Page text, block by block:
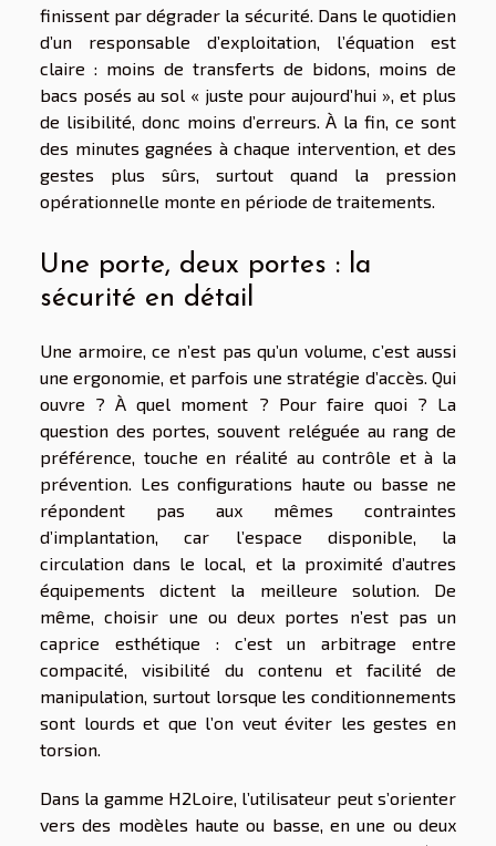
finissent par dégrader la sécurité. Dans le quotidien
d’un responsable d’exploitation, l’équation est
claire : moins de transferts de bidons, moins de
bacs posés au sol « juste pour aujourd’hui », et plus
de lisibilité, donc moins d’erreurs. À la fin, ce sont
des minutes gagnées à chaque intervention, et des
gestes plus sûrs, surtout quand la pression
opérationnelle monte en période de traitements.
Une porte, deux portes : la
sécurité en détail
Une armoire, ce n’est pas qu’un volume, c’est aussi
une ergonomie, et parfois une stratégie d’accès. Qui
ouvre ? À quel moment ? Pour faire quoi ? La
question des portes, souvent reléguée au rang de
préférence, touche en réalité au contrôle et à la
prévention. Les configurations haute ou basse ne
répondent pas aux mêmes contraintes
d’implantation, car l’espace disponible, la
circulation dans le local, et la proximité d’autres
équipements dictent la meilleure solution. De
même, choisir une ou deux portes n’est pas un
caprice esthétique : c’est un arbitrage entre
compacité, visibilité du contenu et facilité de
manipulation, surtout lorsque les conditionnements
sont lourds et que l’on veut éviter les gestes en
torsion.
Dans la gamme H2Loire, l’utilisateur peut s’orienter
vers des modèles haute ou basse, en une ou deux